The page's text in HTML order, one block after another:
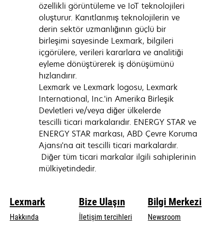
özellikli görüntüleme ve IoT teknolojileri
oluşturur. Kanıtlanmış teknolojilerin ve
derin sektör uzmanlığının güçlü bir
birleşimi sayesinde Lexmark, bilgileri
içgörülere, verileri kararlara ve analitiği
eyleme dönüştürerek iş dönüşümünü
hızlandırır.
Lexmark ve Lexmark logosu, Lexmark
International, Inc.'in Amerika Birleşik
Devletleri ve/veya diğer ülkelerde
tescilli ticari markalarıdır. ENERGY STAR ve
ENERGY STAR markası, ABD Çevre Koruma
Ajansı'na ait tescilli ticari markalardır.
Diğer tüm ticari markalar ilgili sahiplerinin
mülkiyetindedir.
Lexmark
Hakkında
Bize Ulaşın
İletişim tercihleri
Bilgi Merkezi
Newsroom